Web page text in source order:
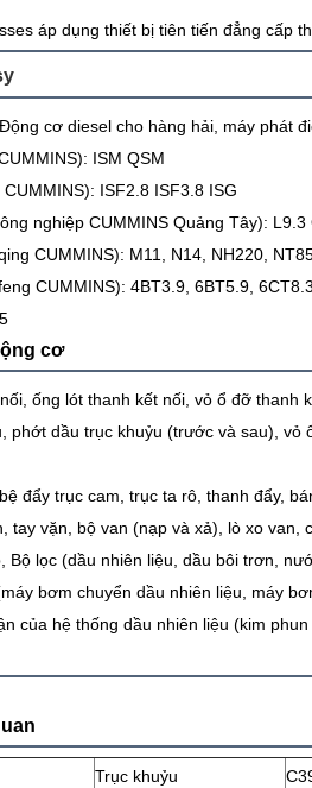
áp dụng thiết bị tiên tiến đẳng cấp
cơ diesel cho hàng hải, máy phát
ISM QSM
ISF2.8 ISF3.8 ISG
nghiệp CUMMINS Quảng Tây): L9.3
CUMMINS): M11, N14, NH220,
CUMMINS): 4BT3.9, 6BT5.9,
cơ
ống lót thanh kết nối, vỏ ổ đỡ thanh
phớt dầu trục khuỷu (trước và sau),
đẩy trục cam, trục ta rô, thanh đẩy,
tay vặn, bộ van (nạp và xả), lò xo van,
Bộ lọc (dầu nhiên liệu, dầu bôi trơn,
bơm chuyển dầu nhiên liệu, máy
của hệ thống dầu nhiên liệu (kim
Trục khuỷu